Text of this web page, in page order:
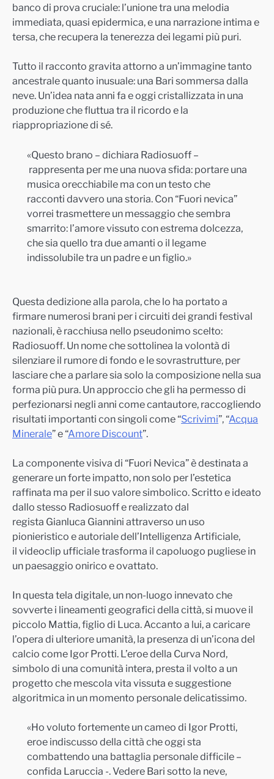
banco di prova cruciale: l’unione tra una melodia
immediata, quasi epidermica, e una narrazione intima e
tersa, che recupera la tenerezza dei legami più puri.
Tutto il racconto gravita attorno a un’immagine tanto
ancestrale quanto inusuale: una Bari sommersa dalla
neve. Un’idea nata anni fa e oggi cristallizzata in una
produzione che fluttua tra il ricordo e la
riappropriazione di sé.
«Questo brano – dichiara Radiosuoff –
rappresenta per me una nuova sfida: portare una
musica orecchiabile ma con un testo che
racconti davvero una storia. Con “Fuori nevica”
vorrei trasmettere un messaggio che sembra
smarrito: l’amore vissuto con estrema dolcezza,
che sia quello tra due amanti o il legame
indissolubile tra un padre e un figlio.»
Questa dedizione alla parola, che lo ha portato a
firmare numerosi brani per i circuiti dei grandi festival
nazionali, è racchiusa nello pseudonimo scelto:
Radiosuoff. Un nome che sottolinea la volontà di
silenziare il rumore di fondo e le sovrastrutture, per
lasciare che a parlare sia solo la composizione nella sua
forma più pura. Un approccio che gli ha permesso di
perfezionarsi negli anni come cantautore, raccogliendo
risultati importanti con singoli come “Scrivimi”, “Acqua
Minerale” e “Amore Discount”.
La componente visiva di “Fuori Nevica” è destinata a
generare un forte impatto, non solo per l’estetica
raffinata ma per il suo valore simbolico. Scritto e ideato
dallo stesso Radiosuoff e realizzato dal
regista Gianluca Giannini attraverso un uso
pionieristico e autoriale dell’Intelligenza Artificiale,
il videoclip ufficiale trasforma il capoluogo pugliese in
un paesaggio onirico e ovattato.
In questa tela digitale, un non-luogo innevato che
sovverte i lineamenti geografici della città, si muove il
piccolo Mattia, figlio di Luca. Accanto a lui, a caricare
l’opera di ulteriore umanità, la presenza di un’icona del
calcio come Igor Protti. L’eroe della Curva Nord,
simbolo di una comunità intera, presta il volto a un
progetto che mescola vita vissuta e suggestione
algoritmica in un momento personale delicatissimo.
«Ho voluto fortemente un cameo di Igor Protti,
eroe indiscusso della città che oggi sta
combattendo una battaglia personale difficile –
confida Laruccia -. Vedere Bari sotto la neve,